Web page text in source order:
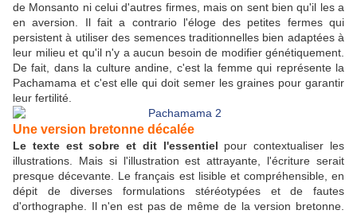
de Monsanto ni celui d'autres firmes, mais on sent bien qu'il les a
en aversion. Il fait a contrario l'éloge des petites fermes qui
persistent à utiliser des semences traditionnelles bien adaptées à
leur milieu et qu'il n'y a aucun besoin de modifier génétiquement.
De fait, dans la culture andine, c'est la femme qui représente la
Pachamama et c'est elle qui doit semer les graines pour garantir
leur fertilité.
Une version bretonne décalée
Le texte est sobre et dit l'essentiel pour contextualiser les
illustrations. Mais si l'illustration est attrayante, l'écriture serait
presque décevante. Le français est lisible et compréhensible, en
dépit de diverses formulations stéréotypées et de fautes
d'orthographe. Il n'en est pas de même de la version bretonne.